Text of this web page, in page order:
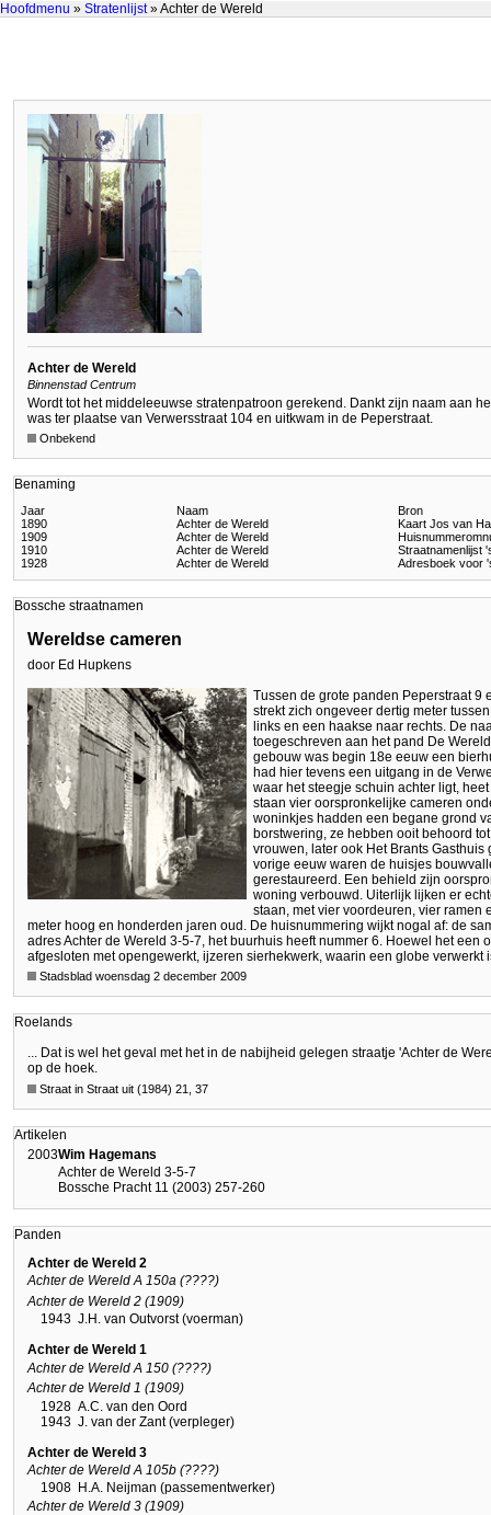
Hoofdmenu » Stratenlijst» Achter de Wereld
Achter de Wereld
Binnenstad Centrum
Wordt tot het middeleeuwse stratenpatroon gerekend. Dankt zijn naam aan
was ter plaatse van Verwersstraat 104 en uitkwam in de Peperstraat.
Onbekend
Benaming
Jaar Naam
Bron
1890
Achter de Wereld
Kaart Jos van
1909
Achter de Wereld
1910
Achter de Wereld
Straatnamenlijst
1928
Achter de Wereld Adresboek voor
Bossche straatnamen
Wereldse cameren
door Ed Hupkens
Tussen de grote panden Peperstraat 9
strekt zich ongeveer dertig meter
links en een haakse naar rechts. De
toegeschreven aan het pand De
gebouw was begin 18e eeuw een
had hier tevens een uitgang in de
waar het steegje schuin achter ligt,
staan vier oorspronkelijke cameren
woninkjes hadden een begane grond
borstwering, ze hebben ooit behoord
vrouwen, later ook Het Brants
vorige eeuw waren de huisjes
gerestaureerd. Een behield zijn
woning verbouwd. Uiterlijk lijken er
staan, met vier voordeuren, vier ramen
meter hoog en honderden jaren oud. De huisnummering wijkt nogal af: de
adres Achter de Wereld 3-5-7, het buurhuis heeft nummer 6. Hoewel het een
afgesloten met opengewerkt, ijzeren sierhekwerk, waarin een globe verwerkt
Stadsblad woensdag 2 december 2009
Roelands
... Dat is wel het geval met het in de nabijheid gelegen straatje 'Achter de
op de hoek.
Straat in Straat uit (1984) 21, 37
Artikelen
2003Wim Hagemans
Achter de Wereld 3-5-7
Bossche Pracht 11 (2003) 257-260
Panden
Achter de Wereld 2
Achter de Wereld A 150a (????)
Achter de Wereld 2 (1909)
1943 J.H. van Outvorst (voerman)
Achter de Wereld 1
Achter de Wereld A 150 (????)
Achter de Wereld 1 (1909)
1928 A.C. van den Oord
1943 J. van der Zant (verpleger)
Achter de Wereld 3
Achter de Wereld A 105b (????)
1908 H.A. Neijman (passementwerker)
Achter de Wereld 3 (1909)